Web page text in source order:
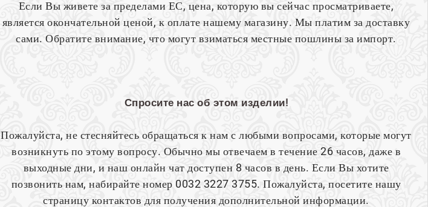
Если Вы живете за пределами ЕС, цена, которую вы сейчас просматриваете,
является окончательной ценой, к оплате нашему магазину. Мы платим за доставку
сами. Обратите внимание, что могут взиматься местные пошлины за импорт.
Спросите нас об этом изделии!
Пожалуйста, не стесняйтесь обращаться к нам с любыми вопросами, которые могут
возникнуть по этому вопросу. Обычно мы отвечаем в течение 26 часов, даже в
выходные дни, и наш онлайн чат доступен 8 часов в день. Если Вы хотите
позвонить нам, набирайте номер 0032 3227 3755. Пожалуйста, посетите нашу
страницу контактов для получения дополнительной информации.